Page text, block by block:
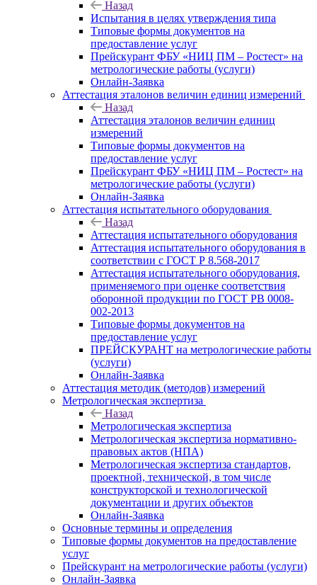
Назад
Испытания в целях утверждения типа
Типовые формы документов на
предоставление услуг
Прейскурант ФБУ «НИЦ ПМ – Ростест» на
метрологические работы (услуги)
Онлайн-Заявка
Аттестация эталонов величин единиц измерений
Назад
Аттестация эталонов величин единиц
измерений
Типовые формы документов на
предоставление услуг
Прейскурант ФБУ «НИЦ ПМ – Ростест» на
метрологические работы (услуги)
Онлайн-Заявка
Аттестация испытательного оборудования
Назад
Аттестация испытательного оборудования
Аттестация испытательного оборудования в
соответствии с ГОСТ Р 8.568-2017
Аттестация испытательного оборудования,
применяемого при оценке соответствия
оборонной продукции по ГОСТ РВ 0008-
002-2013
Типовые формы документов на
предоставление услуг
ПРЕЙСКУРАНТ на метрологические работы
(услуги)
Онлайн-Заявка
Аттестация методик (методов) измерений
Метрологическая экспертиза
Назад
Метрологическая экспертиза
Метрологическая экспертиза нормативно-
правовых актов (НПА)
Метрологическая экспертиза стандартов,
проектной, технической, в том числе
конструкторской и технологической
документации и других объектов
Онлайн-Заявка
Основные термины и определения
Типовые формы документов на предоставление
услуг
Прейскурант на метрологические работы (услуги)
Онлайн-Заявка